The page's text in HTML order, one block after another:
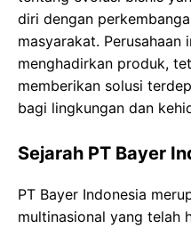
diri dengan
masyarakat.
menghadirkan produk,
memberikan solusi
bagi lingkungan dan
Sejarah PT Bayer
PT Bayer Indonesia
multinasional yang telah